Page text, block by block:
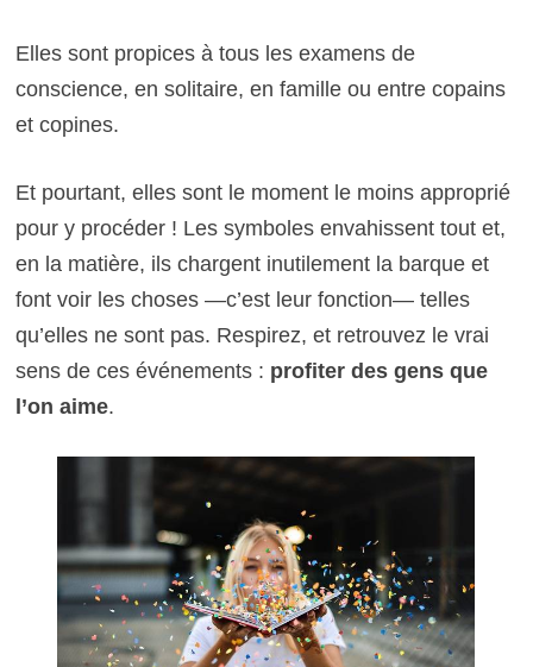
Elles sont propices à tous les examens de
conscience, en solitaire, en famille ou entre copains
et copines.
Et pourtant, elles sont le moment le moins approprié
pour y procéder ! Les symboles envahissent tout et,
en la matière, ils chargent inutilement la barque et
font voir les choses —c’est leur fonction— telles
qu’elles ne sont pas. Respirez, et retrouvez le vrai
sens de ces événements : profiter des gens que
l’on aime.